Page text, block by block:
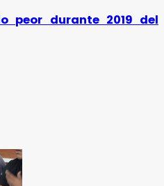
peor durante 2019 del